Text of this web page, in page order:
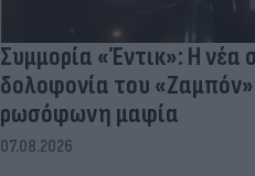
Συμμορία «Έντικ»: Η
δολοφονία του
ρωσόφωνη μαφία
07.08.2026